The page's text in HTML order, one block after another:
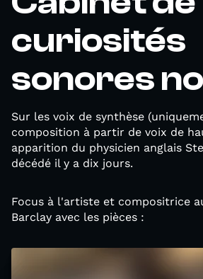
curiosités
sonores
Sur les voix de synthèse
composition à partir de voix de
apparition du physicien anglais
décédé il y a dix jours.
Focus à l'artiste et compositrice
Barclay avec les pièces :